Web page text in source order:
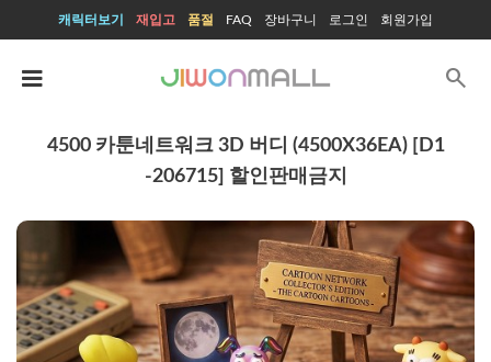
캐릭터보기 재입고 품절 FAQ 장바구니 로그인 회원가입
search
4500 카툰네트워크 3D 버디 (4500X36EA) [D1
-206715] 할인판매금지